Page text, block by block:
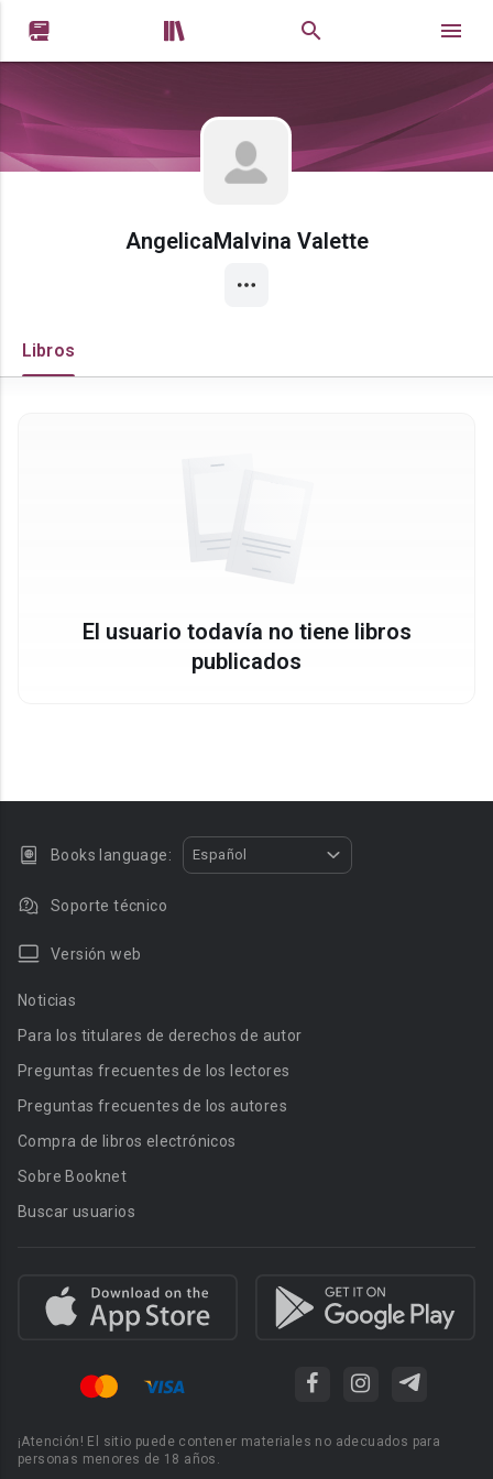
 
AngelicaMalvina Valette
Libros
El usuario todavía no tiene libros
publicados
Books language: Español
Soporte técnico
Versión web
Noticias
Para los titulares de derechos de autor
Preguntas frecuentes de los lectores
Preguntas frecuentes de los autores
Compra de libros electrónicos
Sobre Booknet
Buscar usuarios
¡Atención! El sitio puede contener materiales no adecuados para
personas menores de 18 años.